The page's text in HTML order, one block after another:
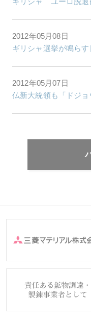
2012年05月08日
ギリシャ選挙が鳴ら
2012年05月07日
仏新大統領も「ドジョ